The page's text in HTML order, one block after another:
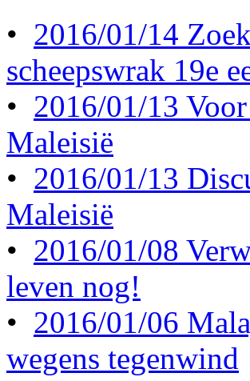
• 2016/01/14
scheepswrak 19e
• 2016/01/13
Maleisië
• 2016/01/13
Maleisië
• 2016/01/08
leven nog!
• 2016/01/06
wegens tegenwind